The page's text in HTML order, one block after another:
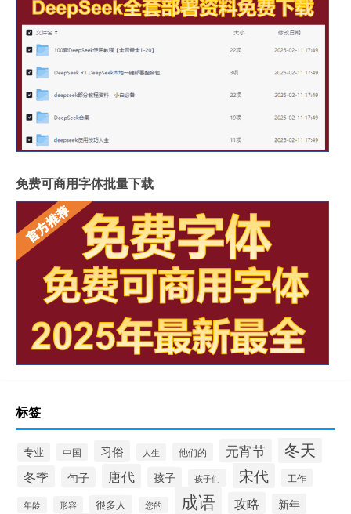
免费可商用字体批量下载
标签
专业 中国 习俗 人生 他们的 元宵节 冬天
冬季 句子 唐代 孩子 孩子们 宋代 工作
年龄 形容 很多人 您的 成语 攻略 新年